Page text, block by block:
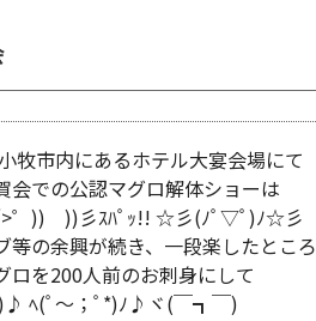
牧市内にあるホテル大宴会場にて
会での公認マグロ解体ショーは
>゜)) ))彡ｽﾊﾟｯ!! ☆彡(ﾉﾟ▽ﾟ)ﾉ☆彡
の余興が続き、一段楽したとこ
ロを200人前のお刺身にして
ﾍ(ﾟ～；ﾟ*)ﾉ♪ヾ(￣┓￣)